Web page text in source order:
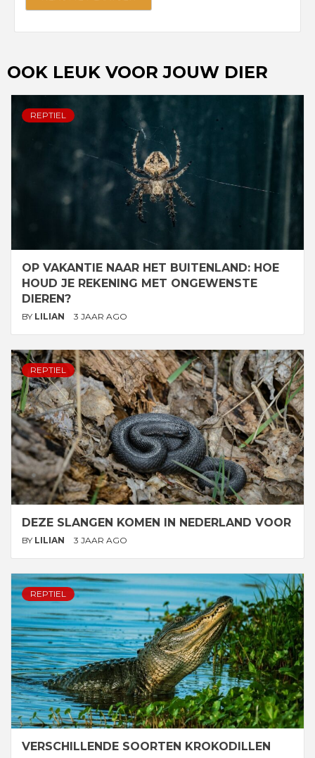
OOK LEUK VOOR JOUW DIER
REPTIEL
OP VAKANTIE NAAR HET BUITENLAND: HOE
HOUD JE REKENING MET ONGEWENSTE
DIEREN?
BY LILIAN 3 JAAR AGO
REPTIEL
DEZE SLANGEN KOMEN IN NEDERLAND VOOR
BY LILIAN 3 JAAR AGO
REPTIEL
VERSCHILLENDE SOORTEN KROKODILLEN